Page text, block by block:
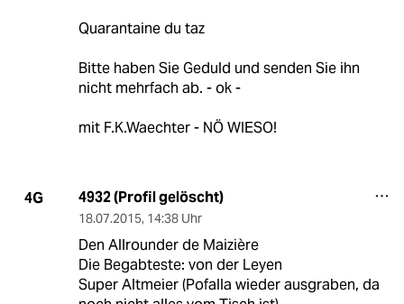
Quarantaine du taz
Bitte haben Sie Geduld und senden Sie ihn
nicht mehrfach ab. - ok -
mit F.K.Waechter - NÖ WIESO!
4G 4932 (Profil gelöscht)
18.07.2015, 14:38 Uhr
Den Allrounder de Maizière
Die Begabteste: von der Leyen
Super Altmeier (Pofalla wieder ausgraben, da